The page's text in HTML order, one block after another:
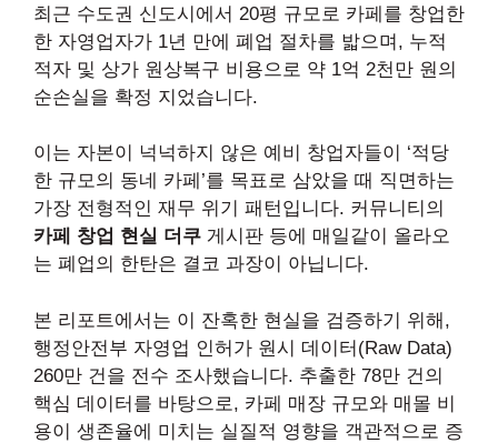
최근 수도권 신도시에서 20평 규모로 카페를 창업한
한 자영업자가 1년 만에 폐업 절차를 밟으며, 누적
적자 및 상가 원상복구 비용으로 약 1억 2천만 원의
순손실을 확정 지었습니다.
이는 자본이 넉넉하지 않은 예비 창업자들이 ‘적당
한 규모의 동네 카페’를 목표로 삼았을 때 직면하는
가장 전형적인 재무 위기 패턴입니다. 커뮤니티의
카페 창업 현실 더쿠 게시판 등에 매일같이 올라오
는 폐업의 한탄은 결코 과장이 아닙니다.
본 리포트에서는 이 잔혹한 현실을 검증하기 위해,
행정안전부 자영업 인허가 원시 데이터(Raw Data)
260만 건을 전수 조사했습니다. 추출한 78만 건의
핵심 데이터를 바탕으로, 카페 매장 규모와 매몰 비
용이 생존율에 미치는 실질적 영향을 객관적으로 증